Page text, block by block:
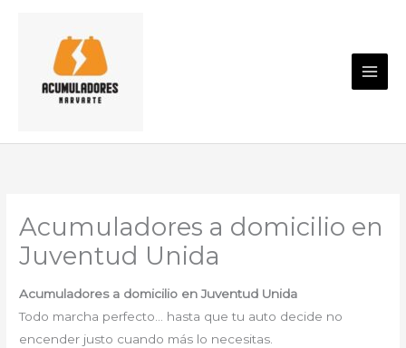
contenido
Acumuladores a domicilio en
Juventud Unida
Acumuladores a domicilio en Juventud Unida
Todo marcha perfecto… hasta que tu auto decide no
encender justo cuando más lo necesitas.